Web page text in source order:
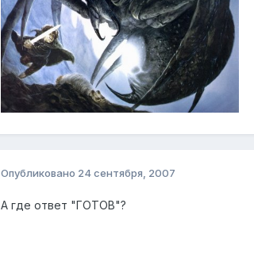
Опубликовано 24 сентября, 2007
А где ответ "ГОТОВ"?